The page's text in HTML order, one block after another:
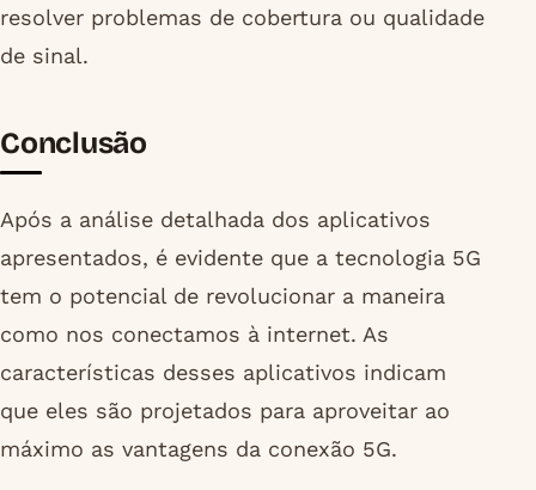
resolver problemas de cobertura ou qualidade
de sinal.
Conclusão
Após a análise detalhada dos aplicativos
apresentados, é evidente que a tecnologia 5G
tem o potencial de revolucionar a maneira
como nos conectamos à internet. As
características desses aplicativos indicam
que eles são projetados para aproveitar ao
máximo as vantagens da conexão 5G.